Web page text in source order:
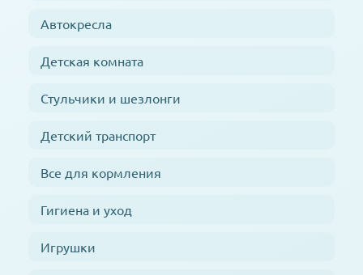
Автокресла
Детская комната
Стульчики и шезлонги
Детский транспорт
Все для кормления
Гигиена и уход
Игрушки